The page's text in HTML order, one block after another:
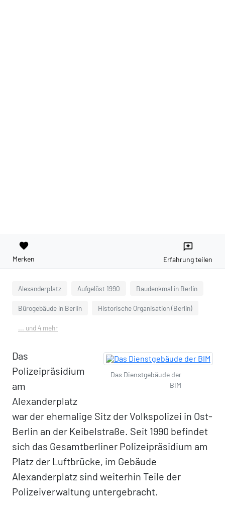
favorite
Merken
reviews
Erfahrung teilen
Alexanderplatz Aufgelöst 1990 Baudenkmal in Berlin
Bürogebäude in Berlin Historische Organisation (Berlin)
... und 4 mehr
Das Dienstgebäude der
BIM
Das
Polizeipräsidium
am
Alexanderplatz
war der ehemalige Sitz der Volkspolizei in Ost-
Berlin an der Keibelstraße. Seit 1990 befindet
sich das Gesamtberliner Polizeipräsidium am
Platz der Luftbrücke, im Gebäude
Alexanderplatz sind weiterhin Teile der
Polizeiverwaltung untergebracht.